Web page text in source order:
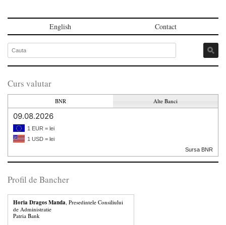
English Contact
Curs valutar
BNR Alte Banci
09.08.2026
1 EUR = lei
1 USD = lei
Sursa BNR
Profil de Bancher
Horia Dragos Manda , Presedintele Consiliului
de Administratie
Patria Bank